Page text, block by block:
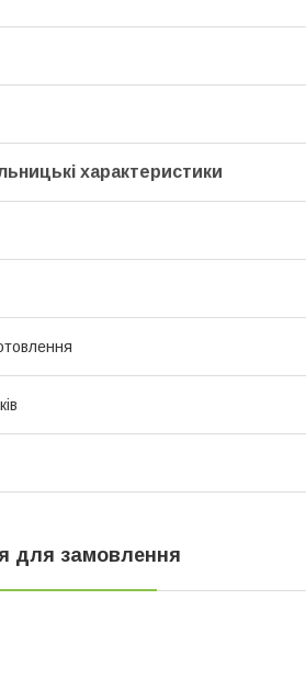
характеристики
для замовлення